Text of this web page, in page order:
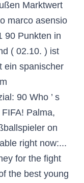
Marktwert
marco asensio
90 Punkten in
( 02.10. ) ist
ein spanischer
90 Who ’ s
Palma,
on
right now:...
for the fight
the best young